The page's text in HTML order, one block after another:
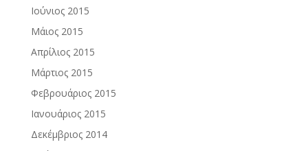
Ιούνιος 2015
Μάιος 2015
Απρίλιος 2015
Μάρτιος 2015
Φεβρουάριος 2015
Ιανουάριος 2015
Δεκέμβριος 2014